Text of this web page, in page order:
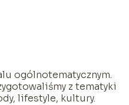
ogólnotematycznym.
z tematyki
lifestyle, kultury.